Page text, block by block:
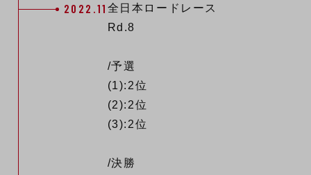
2022.11 全日本ロードレース
Rd.8
/予選
(1):2位
(2):2位
(3):2位
/決勝